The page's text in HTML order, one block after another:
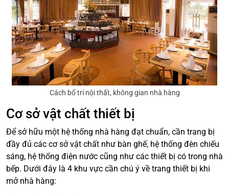
Cách bố trí nội thất, không gian nhà hàng
Cơ sở vật chất thiết bị
Để sở hữu một hệ thống nhà hàng đạt chuẩn, cần trang bị
đầy đủ các cơ sở vật chất như bàn ghế, hệ thống đèn chiếu
sáng, hệ thống điện nước cũng như các thiết bị có trong nhà
bếp. Dưới đây là 4 khu vực cần chú ý về trang thiết bị khi
mở nhà hàng: